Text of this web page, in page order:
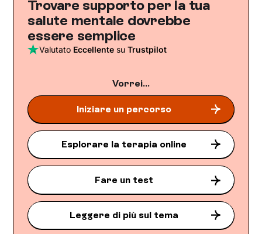
Trovare supporto per la tua
salute mentale dovrebbe
essere semplice
Valutato Eccellente suTrustpilot
Vorrei...
Iniziare un percorso
Esplorare la terapia online
Fare un test
Leggere di più sul tema